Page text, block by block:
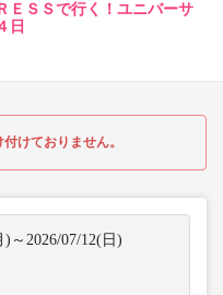
ＥＳＳで行く！ユニバーサ
日
けておりません。
)～2026/07/12(日)